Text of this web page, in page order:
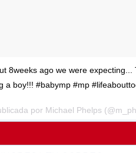
8weeks ago we were
a boy!!! #babymp #mp
por Michael Phelps